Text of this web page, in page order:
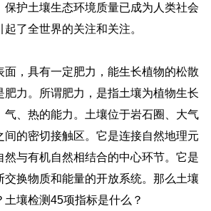
保护土壤生态环境质量已成为人类社会
了全世界的关注和关注。
面，具有一定肥力，能生长植物的松散
肥力。所谓肥力，是指土壤为植物生长
气、热的能力。土壤位于岩石圈、大气
间的密切接触区。它是连接自然地理元
然与有机自然相结合的中心环节。它是
交换物质和能量的开放系统。那么土壤
壤检测45项指标是什么？